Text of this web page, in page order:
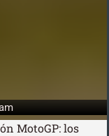
MotoGP: los